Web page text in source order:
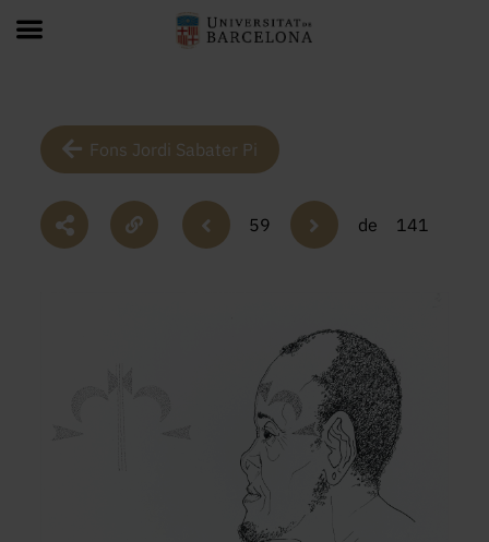
Fons Jordi Sabater Pi
59 de 141